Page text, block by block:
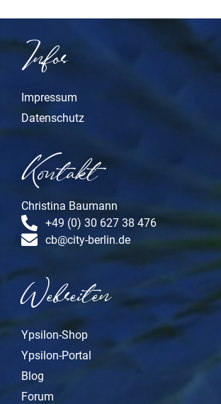
Infos
Impressum
Datenschutz
Kontakt
Christina Baumann
+49 (0) 30 627 38 476
cb@city-berlin.de
Webseiten
Ypsilon-Shop
Ypsilon-Portal
Blog
Forum